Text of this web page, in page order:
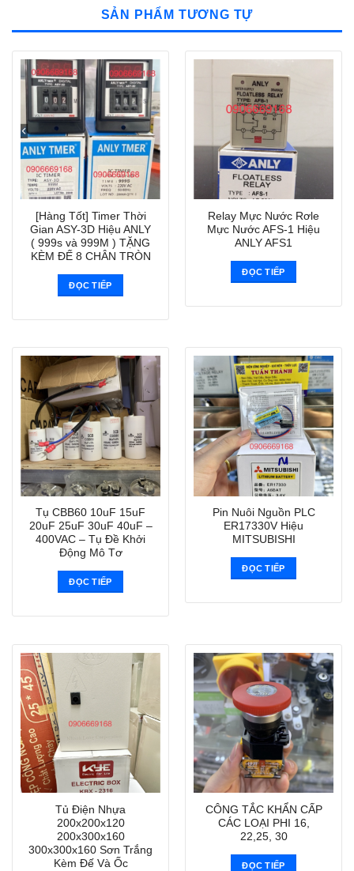
SẢN PHẨM TƯƠNG TỰ
[Hàng Tốt] Timer Thời
Gian ASY-3D Hiệu ANLY
( 999s và 999M ) TẶNG
KÈM ĐẾ 8 CHÂN TRÒN
ĐỌC TIẾP
Relay Mực Nước Rơle
Mực Nước AFS-1 Hiệu
ANLY AFS1
ĐỌC TIẾP
Tụ CBB60 10uF 15uF
20uF 25uF 30uF 40uF –
400VAC – Tụ Đề Khởi
Động Mô Tơ
ĐỌC TIẾP
Pin Nuôi Nguồn PLC
ER17330V Hiệu
MITSUBISHI
ĐỌC TIẾP
Tủ Điện Nhựa
200x200x120
200x300x160
300x300x160 Sơn Trắng
Kèm Đế Và Ốc
CÔNG TẮC KHẨN CẤP
CÁC LOẠI PHI 16,
22,25, 30
ĐỌC TIẾP